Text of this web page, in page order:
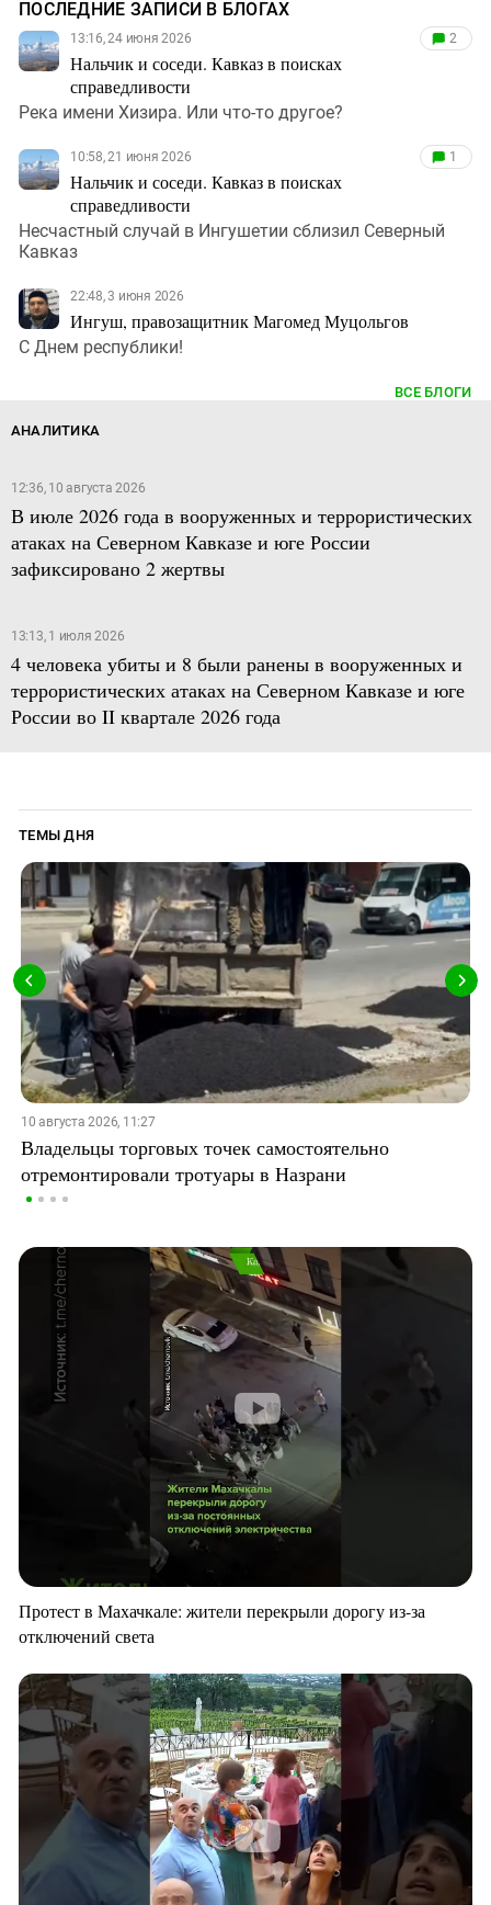
ПОСЛЕДНИЕ ЗАПИСИ В БЛОГАХ
13:16, 24 июня 2026
Нальчик и соседи. Кавказ в поисках
справедливости
2
Река имени Хизира. Или что-то другое?
10:58, 21 июня 2026
Нальчик и соседи. Кавказ в поисках
справедливости
1
Несчастный случай в Ингушетии сблизил Северный
Кавказ
22:48, 3 июня 2026
Ингуш, правозащитник Магомед Муцольгов
С Днем республики!
ВСЕ БЛОГИ
АНАЛИТИКА
12:36, 10 августа 2026
В июле 2026 года в вооруженных и террористических
атаках на Северном Кавказе и юге России
зафиксировано 2 жертвы
13:13, 1 июля 2026
4 человека убиты и 8 были ранены в вооруженных и
террористических атаках на Северном Кавказе и юге
России во II квартале 2026 года
ТЕМЫ ДНЯ
10 августа 2026, 11:27
Владельцы торговых точек самостоятельно
отремонтировали тротуары в Назрани
Протест в Махачкале: жители перекрыли дорогу из-за
отключений света